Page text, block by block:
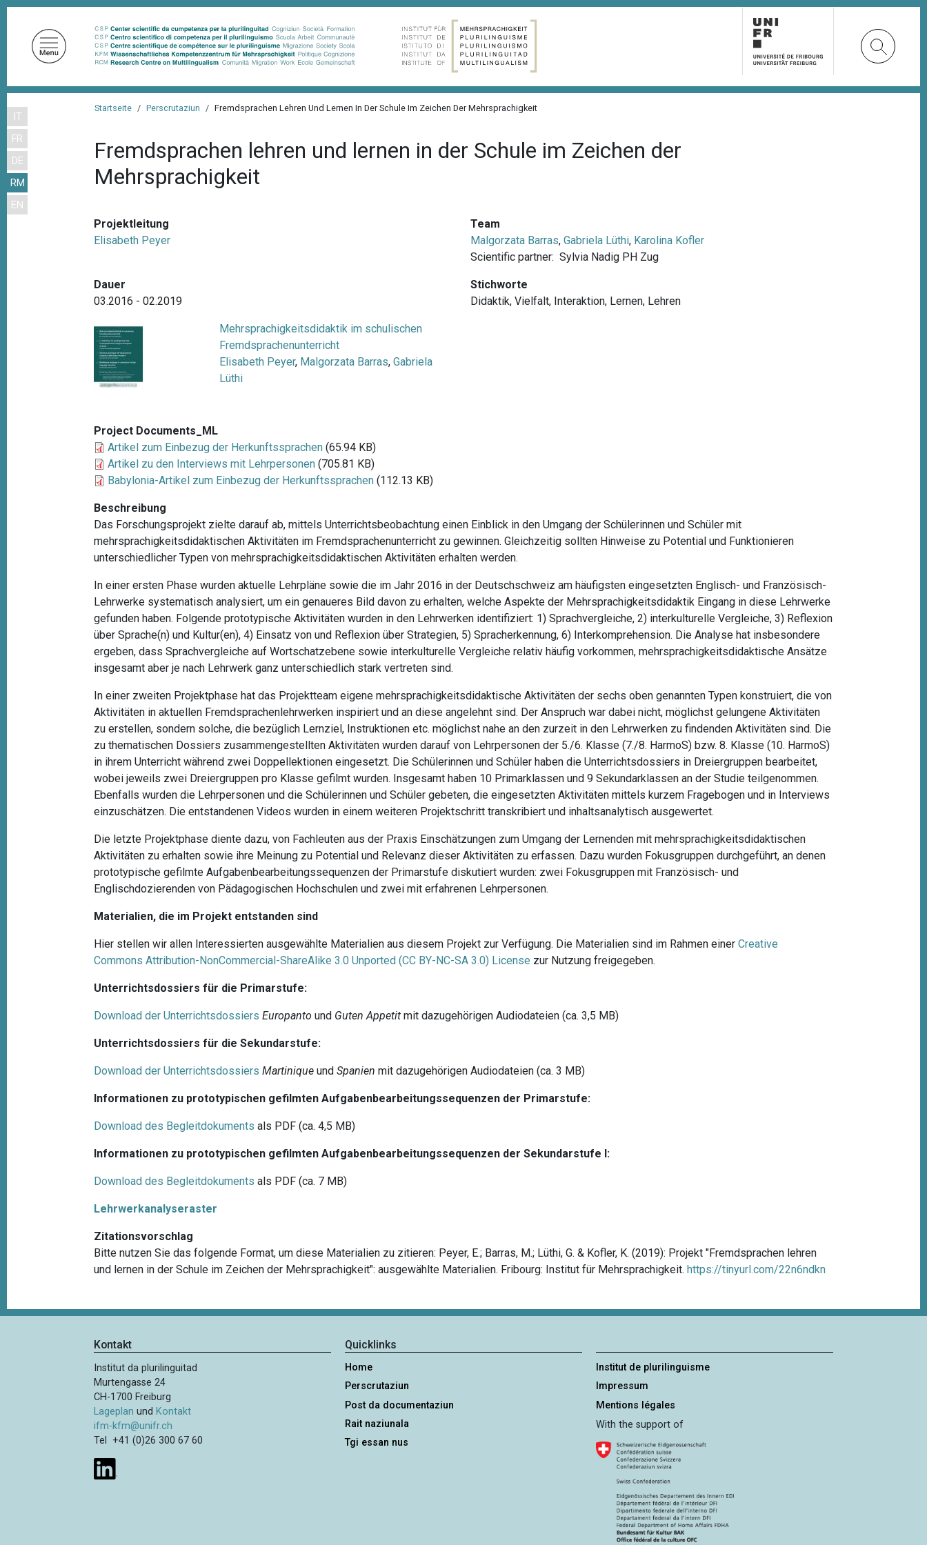
D
IT
FR
DE
RM
EN
Startseite Perscrutaziun Fremdsprachen Lehren Und Lernen In Der Schule Im Zeichen Der Mehrsprachigkeit
Fremdsprachen lehren und lernen in der Schule im Zeichen der
Mehrsprachigkeit
Projektleitung
Elisabeth Peyer
Team
Malgorzata Barras, Gabriela Lüthi, Karolina Kofler
Scientific partner: Sylvia Nadig PH Zug
Dauer
03.2016 - 02.2019
Stichworte
Didaktik, Vielfalt, Interaktion, Lernen, Lehren
Mehrsprachigkeitsdidaktik im schulischen
Fremdsprachenunterricht
Elisabeth Peyer, Malgorzata Barras,Gabriela
Lüthi
Project Documents_ML
Artikel zum Einbezug der Herkunftssprachen (65.94 KB)
Artikel zu den Interviews mit Lehrpersonen(705.81 KB)
Babylonia-Artikel zum Einbezug der Herkunftssprachen(112.13 KB)
Beschreibung
Das Forschungsprojekt zielte darauf ab, mittels Unterrichtsbeobachtung einen Einblick in den Umgang der Schülerinnen und Schüler mit
mehrsprachigkeitsdidaktischen Aktivitäten im Fremdsprachenunterricht zu gewinnen. Gleichzeitig sollten Hinweise zu Potential und Funktionieren
unterschiedlicher Typen von mehrsprachigkeitsdidaktischen Aktivitäten erhalten werden.
In einer ersten Phase wurden aktuelle Lehrpläne sowie die im Jahr 2016 in der Deutschschweiz am häufigsten eingesetzten Englisch- und Französisch-
Lehrwerke systematisch analysiert, um ein genaueres Bild davon zu erhalten, welche Aspekte der Mehrsprachigkeitsdidaktik Eingang in diese Lehrwerke
gefunden haben. Folgende prototypische Aktivitäten wurden in den Lehrwerken identifiziert: 1) Sprachvergleiche, 2) interkulturelle Vergleiche, 3) Reflexion
über Sprache(n) und Kultur(en), 4) Einsatz von und Reflexion über Strategien, 5) Spracherkennung, 6) Interkomprehension. Die Analyse hat insbesondere
ergeben, dass Sprachvergleiche auf Wortschatzebene sowie interkulturelle Vergleiche relativ häufig vorkommen, mehrsprachigkeitsdidaktische Ansätze
insgesamt aber je nach Lehrwerk ganz unterschiedlich stark vertreten sind.
In einer zweiten Projektphase hat das Projektteam eigene mehrsprachigkeitsdidaktische Aktivitäten der sechs oben genannten Typen konstruiert, die von
Aktivitäten in aktuellen Fremdsprachenlehrwerken inspiriert und an diese angelehnt sind. Der Anspruch war dabei nicht, möglichst gelungene Aktivitäten
zu erstellen, sondern solche, die bezüglich Lernziel, Instruktionen etc. möglichst nahe an den zurzeit in den Lehrwerken zu findenden Aktivitäten sind. Die
zu thematischen Dossiers zusammengestellten Aktivitäten wurden darauf von Lehrpersonen der 5./6. Klasse (7./8. HarmoS) bzw. 8. Klasse (10. HarmoS)
in ihrem Unterricht während zwei Doppellektionen eingesetzt. Die Schülerinnen und Schüler haben die Unterrichtsdossiers in Dreiergruppen bearbeitet,
wobei jeweils zwei Dreiergruppen pro Klasse gefilmt wurden. Insgesamt haben 10 Primarklassen und 9 Sekundarklassen an der Studie teilgenommen.
Ebenfalls wurden die Lehrpersonen und die Schülerinnen und Schüler gebeten, die eingesetzten Aktivitäten mittels kurzem Fragebogen und in Interviews
einzuschätzen. Die entstandenen Videos wurden in einem weiteren Projektschritt transkribiert und inhaltsanalytisch ausgewertet.
Die letzte Projektphase diente dazu, von Fachleuten aus der Praxis Einschätzungen zum Umgang der Lernenden mit mehrsprachigkeitsdidaktischen
Aktivitäten zu erhalten sowie ihre Meinung zu Potential und Relevanz dieser Aktivitäten zu erfassen. Dazu wurden Fokusgruppen durchgeführt, an denen
prototypische gefilmte Aufgabenbearbeitungssequenzen der Primarstufe diskutiert wurden: zwei Fokusgruppen mit Französisch- und
Englischdozierenden von Pädagogischen Hochschulen und zwei mit erfahrenen Lehrpersonen.
Materialien, die im Projekt entstanden sind
Hier stellen wir allen Interessierten ausgewählte Materialien aus diesem Projekt zur Verfügung. Die Materialien sind im Rahmen einerCreative
Commons Attribution-NonCommercial-ShareAlike 3.0 Unported (CC BY-NC-SA 3.0) License zur Nutzung freigegeben.
Unterrichtsdossiers für die Primarstufe:
Download der Unterrichtsdossiers Europanto und Guten Appetit mit dazugehörigen Audiodateien (ca. 3,5 MB)
Unterrichtsdossiers für die Sekundarstufe:
Download der Unterrichtsdossiers MartiniqueundSpanienmit dazugehörigen Audiodateien (ca. 3 MB)
Informationen zu prototypischen gefilmten Aufgabenbearbeitungssequenzen der Primarstufe:
Download des Begleitdokuments als PDF (ca. 4,5 MB)
Informationen zu prototypischen gefilmten Aufgabenbearbeitungssequenzen der Sekundarstufe I:
Download des Begleitdokuments als PDF (ca. 7 MB)
Lehrwerkanalyseraster
Zitationsvorschlag
Bitte nutzen Sie das folgende Format, um diese Materialien zu zitieren: Peyer, E.; Barras, M.; Lüthi, G. & Kofler, K. (2019): Projekt "Fremdsprachen lehren
und lernen in der Schule im Zeichen der Mehrsprachigkeit": ausgewählte Materialien. Fribourg: Institut für Mehrsprachigkeit.https://tinyurl.com/22n6ndkn
Kontakt
Institut da plurilinguitad
Murtengasse 24
CH-1700 Freiburg
Lageplan und Kontakt
ifm-kfm@unifr.ch
Tel +41 (0)26 300 67 60
Quicklinks
Home
Perscrutaziun
Post da documentaziun
Rait naziunala
Tgi essan nus
Institut de plurilinguisme
Impressum
Mentions légales
With the support of